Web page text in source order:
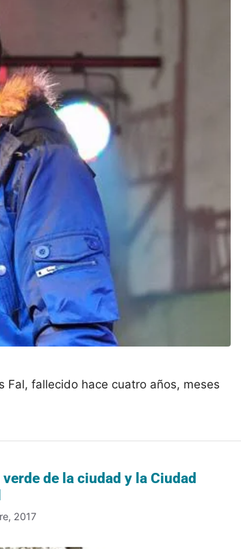
Fal, fallecido hace cuatro años, meses
de la ciudad y la Ciudad
2017